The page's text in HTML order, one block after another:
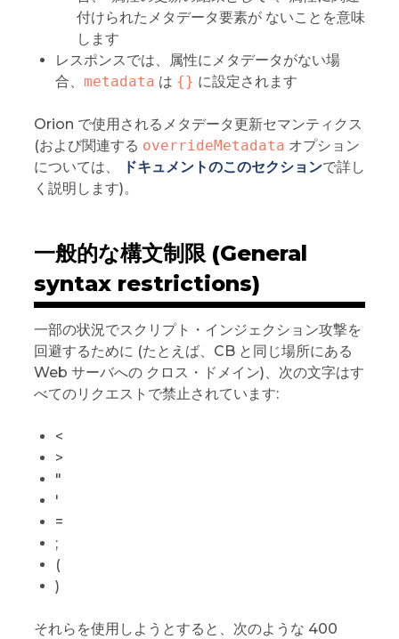
付けられたメタデータ要素が ないことを意味
します
レスポンスでは、属性にメタデータがない場
合、 metadata は {} に設定されます
Orion で使用されるメタデータ更新セマンティクス
(および関連する overrideMetadata オプション
については、
ドキュメントのこのセクションで詳し
く説明します)。
一般的な構文制限 (General
syntax restrictions)
一部の状況でスクリプト・インジェクション攻撃を
回避するために (たとえば、CB と同じ場所にある
Web サーバへの クロス・ドメイン)、次の文字はす
べてのリクエストで禁止されています:
<
>
"
'
=
;
(
)
それらを使用しようとすると、次のような 400